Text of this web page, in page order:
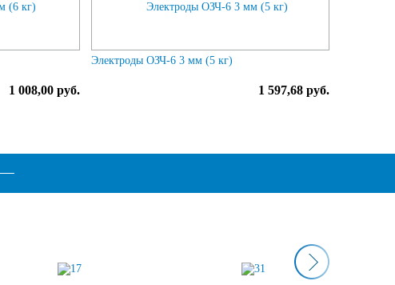
1 008,00 руб.
Электроды ОЗЧ-6 3 мм (5 кг)
1 597,68 руб.